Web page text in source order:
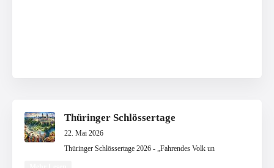
Thüringer Schlössertage
22. Mai 2026
Thüringer Schlössertage 2026 - „Fahrendes Volk un